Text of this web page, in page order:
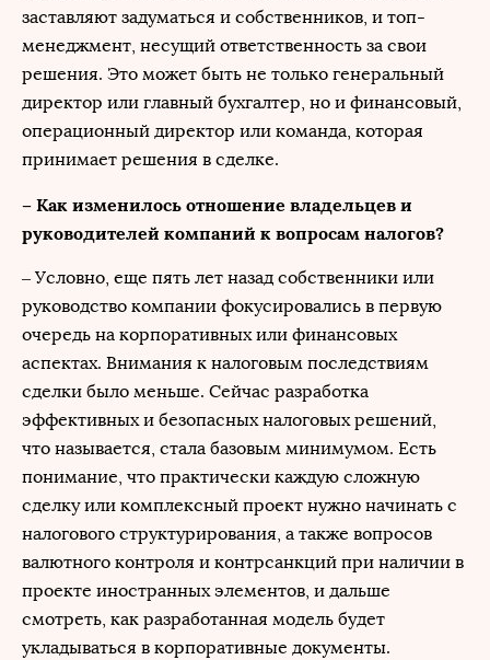
заставляют задуматься и собственников, и топ-
менеджмент, несущий ответственность за свои
решения. Это может быть не только генеральный
директор или главный бухгалтер, но и финансовый,
операционный директор или команда, которая
принимает решения в сделке.
– Как изменилось отношение владельцев и
руководителей компаний к вопросам налогов?
– Условно, еще пять лет назад собственники или
руководство компании фокусировались в первую
очередь на корпоративных или финансовых
аспектах. Внимания к налоговым последствиям
сделки было меньше. Сейчас разработка
эффективных и безопасных налоговых решений,
что называется, стала базовым минимумом. Есть
понимание, что практически каждую сложную
сделку или комплексный проект нужно начинать с
налогового структурирования, а также вопросов
валютного контроля и контрсанкций при наличии в
проекте иностранных элементов, и дальше
смотреть, как разработанная модель будет
укладываться в корпоративные документы.